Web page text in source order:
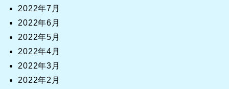
2022年7月
2022年6月
2022年5月
2022年4月
2022年3月
2022年2月